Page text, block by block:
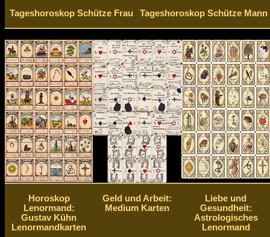
Tageshoroskop Schütze Frau Tageshoroskop Schütze Mann
Horoskop
Lenormand:
Gustav Kühn
Lenormandkarten
Geld und Arbeit:
Medium Karten
Liebe und
Gesundheit:
Astrologisches
Lenormand